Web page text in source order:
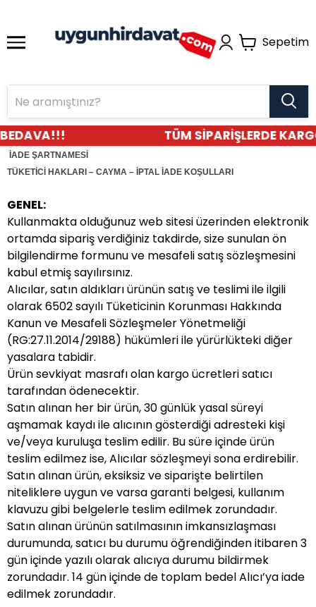
Sepetim
TÜM SİPARİŞLERDE
İADE ŞARTNAMESİ
TÜKETİCİ HAKLARI – CAYMA – İPTAL İADE KOŞULLARI
GENEL:
Kullanmakta olduğunuz web sitesi üzerinden elektronik
ortamda sipariş verdiğiniz takdirde, size sunulan ön
bilgilendirme formunu ve mesafeli satış sözleşmesini
kabul etmiş sayılırsınız.
Alıcılar, satın aldıkları ürünün satış ve teslimi ile ilgili
olarak 6502 sayılı Tüketicinin Korunması Hakkında
Kanun ve Mesafeli Sözleşmeler Yönetmeliği
(RG:27.11.2014/29188) hükümleri ile yürürlükteki diğer
yasalara tabidir.
Ürün sevkiyat masrafı olankargo ücretleri satıcı
tarafından ödenecektir.
Satın alınan her bir ürün, 30 günlük yasal süreyi
aşmamak kaydı ile alıcının gösterdiği adresteki kişi
ve/veya kuruluşa teslim edilir. Bu süre içinde ürün
teslim edilmez ise, Alıcılar sözleşmeyi sona erdirebilir.
Satın alınan ürün, eksiksiz ve siparişte belirtilen
niteliklere uygun ve varsa garanti belgesi, kullanım
klavuzu gibi belgelerle teslim edilmek zorundadır.
Satın alınan ürünün satılmasının imkansızlaşması
durumunda, satıcı bu durumu öğrendiğinden itibaren 3
gün içinde yazılı olarak alıcıya durumu bildirmek
zorundadır. 14 gün içinde de toplam bedel Alıcı’ya iade
edilmek zorundadır.